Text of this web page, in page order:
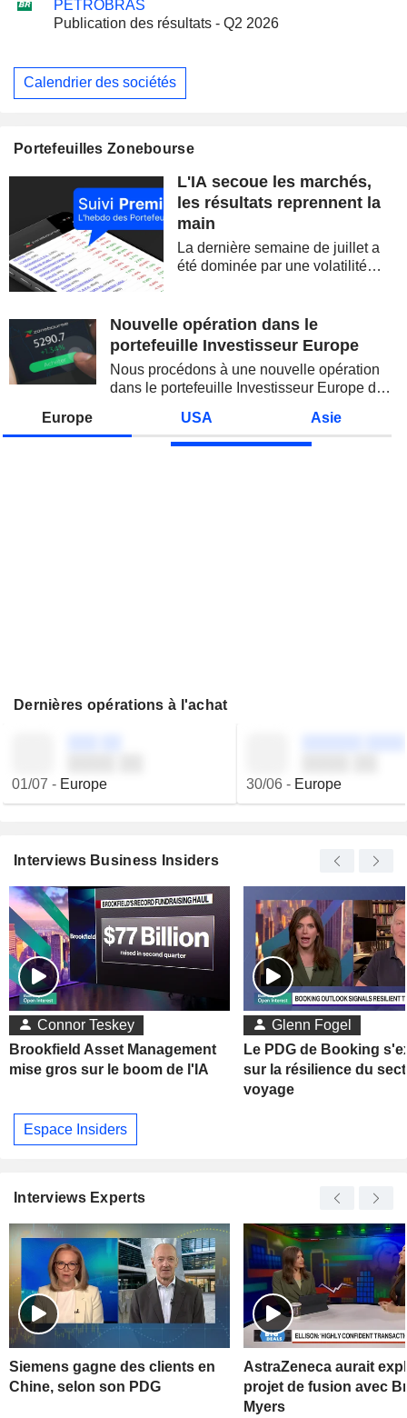
PETROBRAS
Publication des résultats - Q2 2026
Calendrier des sociétés
Portefeuilles Zonebourse
L'IA secoue les marchés,
les résultats reprennent la
main
La dernière semaine de juillet a
été dominée par une volatilité
semi-conducteurs. Les
inquiétudes sur la soutenabilité
Nouvelle opération dans le
portefeuille Investisseur Europe
Nous procédons à une nouvelle opération
dans le portefeuille Investisseur Europe de
Europe USA Asie
Dernières opérations à l'achat
01/07 - Europe 30/06- Europe
Interviews Business Insiders
Connor Teskey
Brookfield Asset Management
mise gros sur le boom de l'IA
Glenn Fogel
Le PDG de Booking
sur la résilience du
voyage
Espace Insiders
Interviews Experts
Siemens gagne des clients en
Chine, selon son PDG
AstraZeneca aurait
projet de fusion avec
Myers